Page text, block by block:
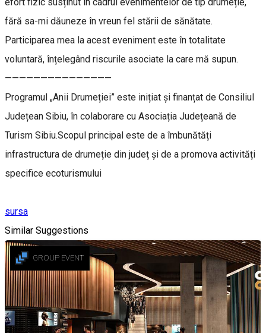
fără sa-mi dăuneze în vreun fel stării de sănătate.
Participarea mea la acest eveniment este în totalitate
voluntară, înțelegând riscurile asociate la care mă supun.
———————————————
Programul „Anii Drumeției” este inițiat și finanțat de Consiliul
Județean Sibiu, în colaborare cu Asociația Județeană de
Turism Sibiu.Scopul principal este de a îmbunătăți
infrastructura de drumeție din județ și de a promova activități
specifice ecoturismului
sursa
Similar Suggestions
GROUP EVENT